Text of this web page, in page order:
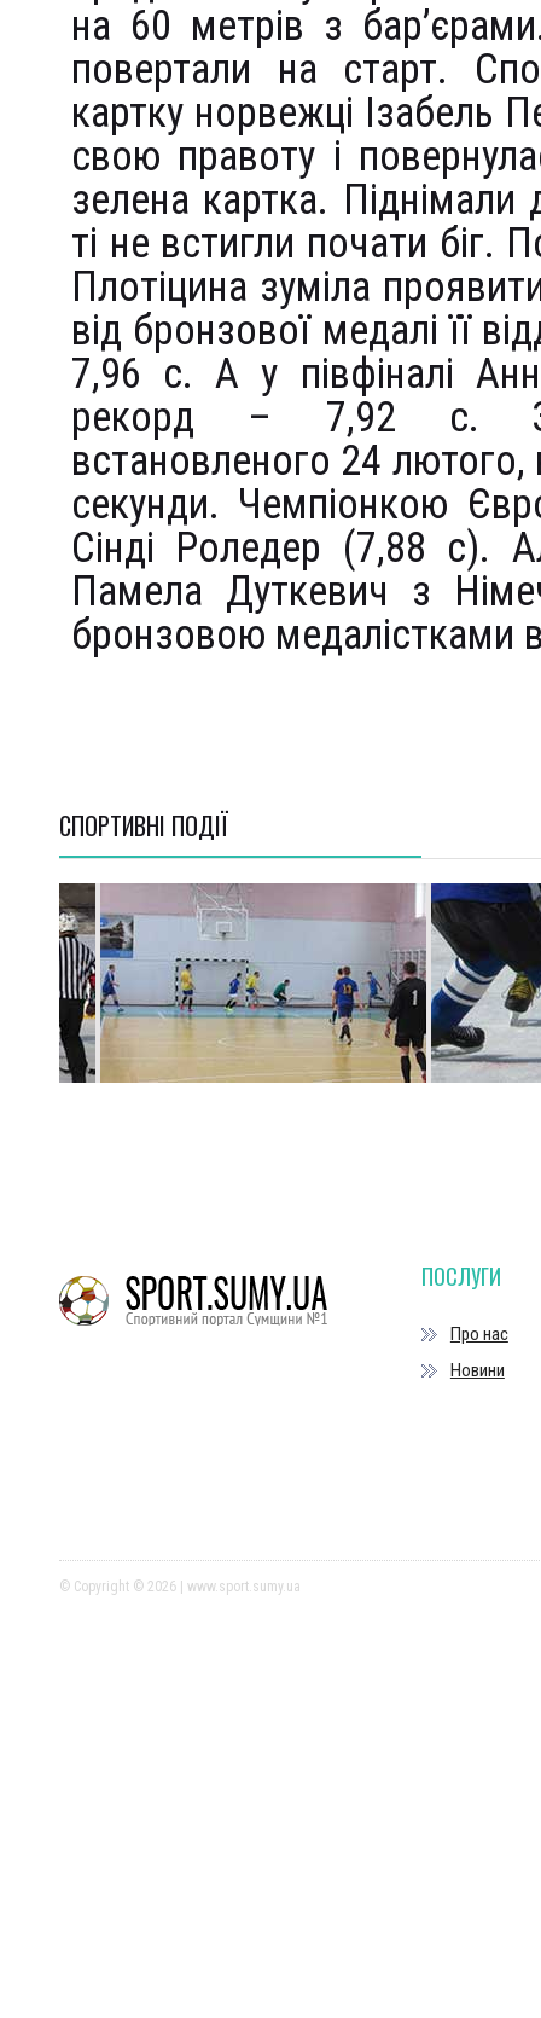
на 60 метрів з
повертали на старт.
картку норвежці Ізабель
свою правоту і
зелена картка. Піднімали
ті не встигли почати біг.
Плотіцина зуміла проявити
від бронзової медалі її
7,96 с. А у півфіналі
рекорд – 7,92 с. З
встановленого 24 лютого,
секунди. Чемпіонкою
Сінді Роледер (7,88 с).
Памела Дуткевич з
бронзовою медалістками
СПОРТИВНI ПОДІЇ
ПОСЛУГИ
Про нас
Новини
© Copyright © 2026 | www.sport.sumy.ua